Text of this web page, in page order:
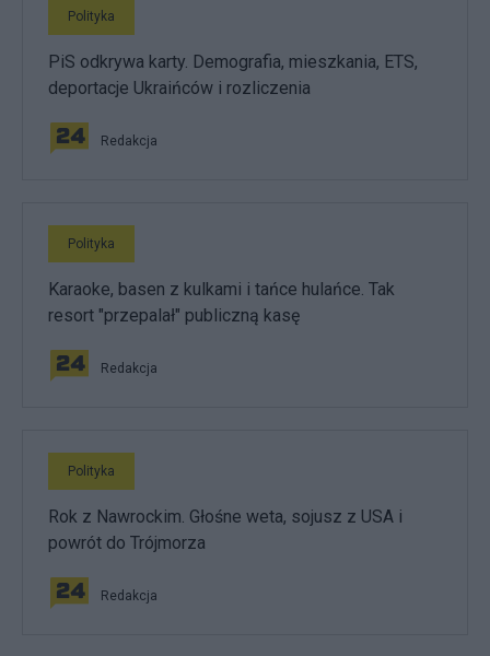
Polityka
PiS odkrywa karty. Demografia, mieszkania, ETS,
deportacje Ukraińców i rozliczenia
Redakcja
Polityka
Karaoke, basen z kulkami i tańce hulańce. Tak
resort "przepalał" publiczną kasę
Redakcja
Polityka
Rok z Nawrockim. Głośne weta, sojusz z USA i
powrót do Trójmorza
Redakcja